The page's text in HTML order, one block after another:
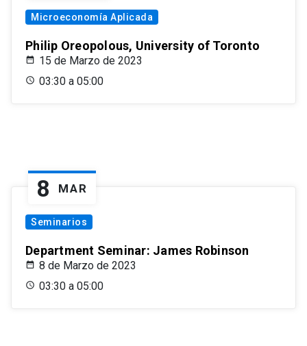
Microeconomía Aplicada
Philip Oreopolous, University of Toronto
15 de Marzo de 2023
03:30 a 05:00
8 MAR
Seminarios
Department Seminar: James Robinson
8 de Marzo de 2023
03:30 a 05:00